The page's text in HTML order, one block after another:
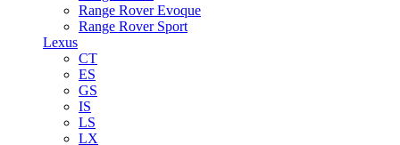
Range Rover Evoque
Range Rover Sport
Lexus
CT
ES
GS
IS
LS
LX